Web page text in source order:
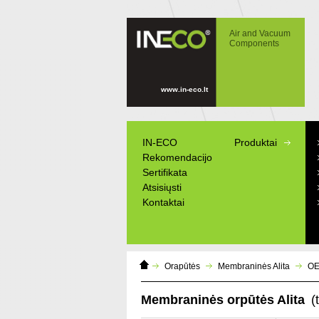
OEM kompresorius ir vakuumasAir and Vacuum
Components
www.in-eco.lt
Home
Page
Orapūtės Membraninės Alita
Membraninės orpūtės Alita
IN-ECO
Rekomendacijo
Sertifikata
Atsisiųsti
Kontaktai
Produktai